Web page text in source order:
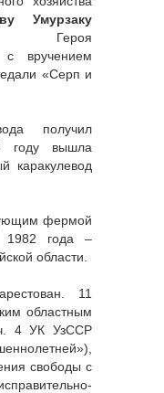
Умурзаку
Героя
с вручением
«Серп и
получил
году вышла
каракулевод
фермой
года –
области.
11
областным
4 УК УзССР
свободы с